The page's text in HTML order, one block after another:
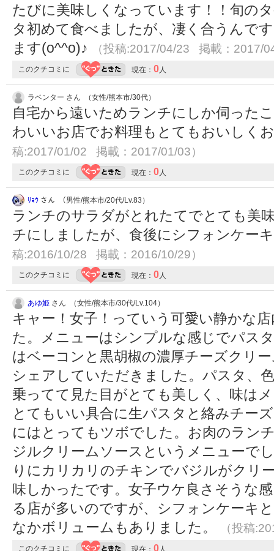
たびに美味しくなっています！！旬の
タ初めて食べましたが、凄く合うんで
ます(o^^o)♪
（投稿:2017/04/23 掲載：2017/
このクチコミに 現在： 0人
ラベンター さん （女性/熊本市/30代）
自宅から遠いためランチにしか伺った
わいいお店でお料理もとてもおいしく
稿:2017/01/02 掲載：2017/01/03）
このクチコミに 現在： 0人
ﾘｮｳ さん （男性/熊本市/20代/Lv.83）
ランチのサラダがとれたてでとても美
チにしましたが、食後にシフォンケー
稿:2016/10/28 掲載：2016/10/29）
このクチコミに 現在： 0人
あゆ姫 さん （女性/熊本市/30代/Lv.104）
キャー！女子！っていう可愛い静かな
た。メニューはシンプルな感じでパス
はベーコンと黒胡椒の濃厚チーズクリ
シェアしていただきました。パスタ、
乗ってて見た目がとても美しく、味は
とてもいい具合に生パスタと絡みチー
にはとってもツボでした。お肉のラン
ジルクリームソースというメニューで
りにカリカリのチキンでバジルがクリ
味しかったです。女子ウケ良さそうな
る店が多いのですが、シフォンケーキ
なかボリュームもありました。
（投稿
このクチコミに 現在： 0 人